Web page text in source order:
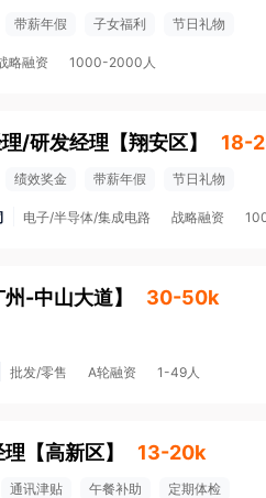
带薪年假 子女福利 节日礼物
略融资 1000-2000人
/研发经理 【翔安区】 18-
绩效奖金 带薪年假 节日礼物
电子/半导体/集成电路 战略融资
州-中山大道】 30-50k
批发/零售 A轮融资 1-49人
理 【高新区】 13-20k
通讯津贴 午餐补助 定期体检